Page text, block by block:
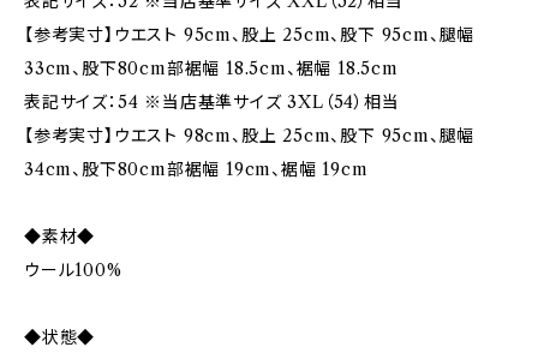
【参考実寸】ウエスト 95cm、股上 25cm、股下 95cm、腿幅
33cm、股下80cm部裾幅 18.5cm、裾幅 18.5cm
表記サイズ：54 ※当店基準サイズ 3XL（54）相当
【参考実寸】ウエスト 98cm、股上 25cm、股下 95cm、腿幅
34cm、股下80cm部裾幅 19cm、裾幅 19cm
◆素材◆
ウール100%
◆状態◆